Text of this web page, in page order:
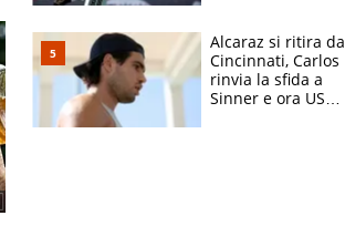
Alcaraz si ritira da
Cincinnati, Carlos
rinvia la sfida a
Sinner e ora US